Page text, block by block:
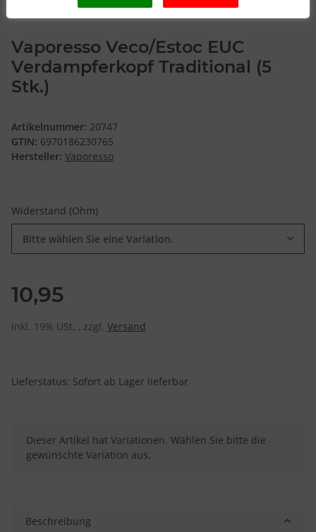
Vaporesso Veco/Estoc EUC
Verdampferkopf Traditional (5
Stk.)
Artikelnummer: 20747
GTIN: 6970186230765
Hersteller: Vaporesso
Widerstand (Ohm)
Bitte wählen Sie eine Variation.
10,95
inkl. 19% USt. , zzgl. Versand
Lieferstatus: Sofort ab Lager lieferbar
x
Dieser Artikel hat Variationen. Wählen Sie bitte die
gewünschte Variation aus.
Beschreibung